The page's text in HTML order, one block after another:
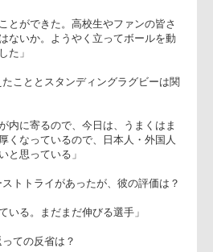
瀬川監督(右)、廣瀬キャプテ
リーグ
だった
関係者
ングラグ
とをや
に意図
、満足し
さも出
修正した
はないか。ようやく立ってボールを動